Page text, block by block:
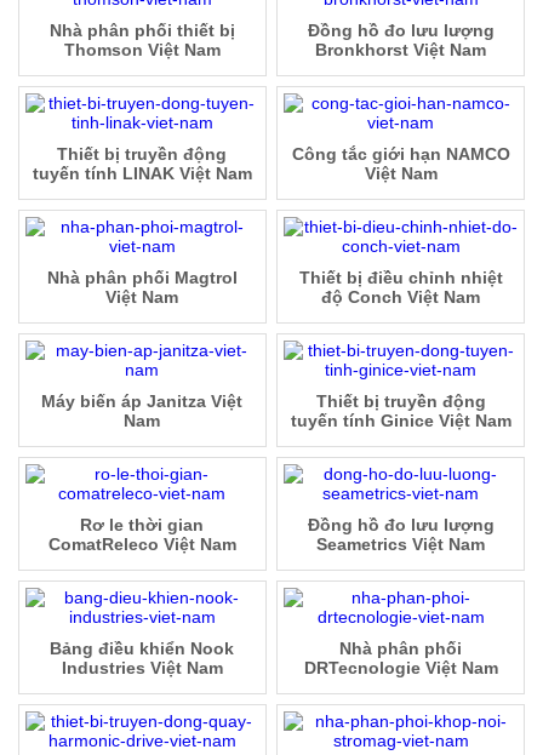
Đồng hồ đo lưu lượng
Bronkhorst Việt Nam
Nhà phân phối thiết bị
Thomson Việt Nam
Công tắc giới hạn NAMCO
Việt Nam
Thiết bị truyền động
tuyến tính LINAK Việt Nam
Thiết bị điều chỉnh nhiệt
độ Conch Việt Nam
Nhà phân phối Magtrol
Việt Nam
Thiết bị truyền động
tuyến tính Ginice Việt Nam
Máy biến áp Janitza Việt
Nam
Đồng hồ đo lưu lượng
Seametrics Việt Nam
Rơ le thời gian
ComatReleco Việt Nam
Nhà phân phối
DRTecnologie Việt Nam
Bảng điều khiển Nook
Industries Việt Nam